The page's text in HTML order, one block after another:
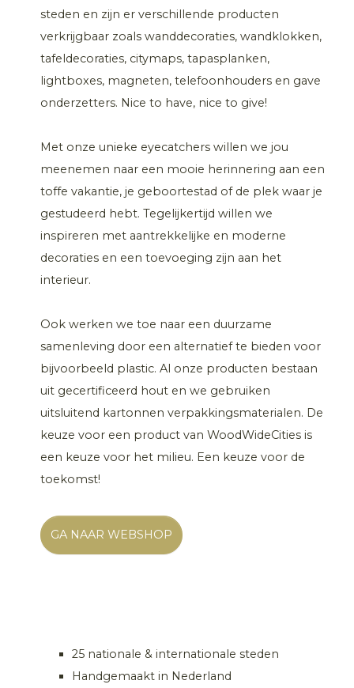
steden en zijn er verschillende producten
verkrijgbaar zoals wanddecoraties, wandklokken,
tafeldecoraties, citymaps, tapasplanken,
lightboxes, magneten, telefoonhouders en gave
onderzetters. Nice to have, nice to give!
Met onze unieke eyecatchers willen we jou
meenemen naar een mooie herinnering aan een
toffe vakantie, je geboortestad of de plek waar je
gestudeerd hebt. Tegelijkertijd willen we
inspireren met aantrekkelijke en moderne
decoraties en een toevoeging zijn aan het
interieur.
Ook werken we toe naar een duurzame
samenleving door een alternatief te bieden voor
bijvoorbeeld plastic. Al onze producten bestaan
uit gecertificeerd hout en we gebruiken
uitsluitend kartonnen verpakkingsmaterialen. De
keuze voor een product van WoodWideCities is
een keuze voor het milieu. Een keuze voor de
toekomst!
GA NAAR WEBSHOP
25 nationale & internationale steden
Handgemaakt in Nederland